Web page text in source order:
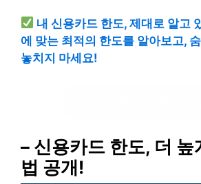
내 신용카드 한도, 제대로 알고
에 맞는 최적의 한도를 알아보고,
놓치지 마세요!
– 신용카드 한도, 더 높
법 공개!